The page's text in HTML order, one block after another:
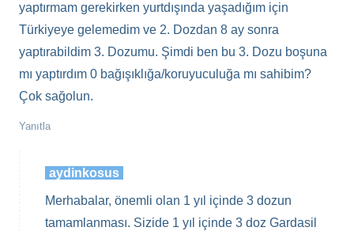
yaptırmam gerekirken yurtdışında yaşadığım için
Türkiyeye gelemedim ve 2. Dozdan 8 ay sonra
yaptırabildim 3. Dozumu. Şimdi ben bu 3. Dozu boşuna
mı yaptırdım 0 bağışıklığa/koruyuculuğa mı sahibim?
Çok sağolun.
Yanıtla
aydinkosus
Merhabalar, önemli olan 1 yıl içinde 3 dozun
tamamlanması. Sizide 1 yıl içinde 3 doz Gardasil